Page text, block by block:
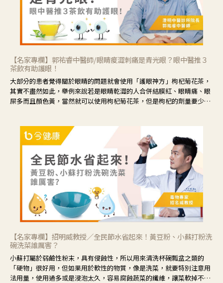
【名家專欄】郭祐睿中醫師/眼睛痠澀刺痛是青光眼？眼中醫推３
茶飲有助護眼！
大部分的患者覺得關於眼睛的問題就會使用「護眼神方」枸杞菊花茶，
其實不盡然如此，舉例來說若是眼睛乾澀的人合併結膜紅、眼睛痛、眼
屎多而且顏色黃，當然就可以使用枸杞菊花茶，但是枸杞的劑量要少，
候就要使用菊花、金銀花來治療；假如單純的眼睛乾澀，結膜沒有紅，
眼睛周圍沒有眼屎，這種情況是屬於「陰虛」，就可以使用枸杞、蓮
藕、麥門冬、山藥等比較滋潤的藥材，效果就更顯著。
【名家專欄】招明威教授／全民節水省起來！黃豆粉、小蘇打粉洗
碗洗菜誰厲害？
小蘇打屬於弱鹼性粉末，具有侵蝕性，所以用來清洗杯碗瓢盆之類的
「硬物」很好用，但如果用於軟性的物質，像是洗菜，就要特別注意用
法用量，使用過多或是浸泡太久，容易腐蝕蔬菜的纖維，讓菜軟掉不清